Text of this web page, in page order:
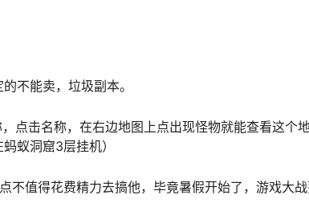
不能卖，垃圾副本。
点击名称，在右边地图上点出现怪物就能查看这个
蚁洞窟3层挂机）
不值得花费精力去搞他，毕竟暑假开始了，游戏大